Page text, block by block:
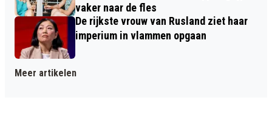
vaker naar de fles
De rijkste vrouw van Rusland ziet haar
imperium in vlammen opgaan
Meer artikelen